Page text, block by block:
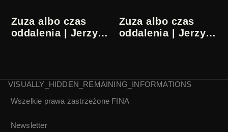
Zuza albo czas
oddalenia | Jerzy
Zuza albo czas
oddalenia | Jerzy
Zuza albo czas
Pilch | 15/16
Zuza albo czas
VISUALLY_HIDDEN_REMAINING_INFORMATIONS
Wszelkie prawa zastrzeżone FINA
Newsletter